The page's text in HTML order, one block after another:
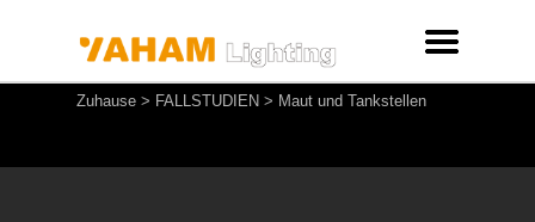
Zuhause > FALLSTUDIEN > Maut und Tankstellen